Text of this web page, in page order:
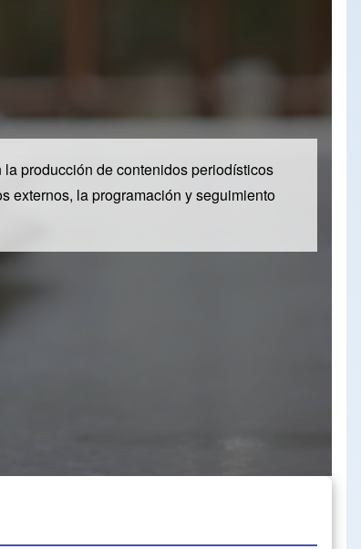
producción de contenidos periodísticos
externos, la programación y seguimiento